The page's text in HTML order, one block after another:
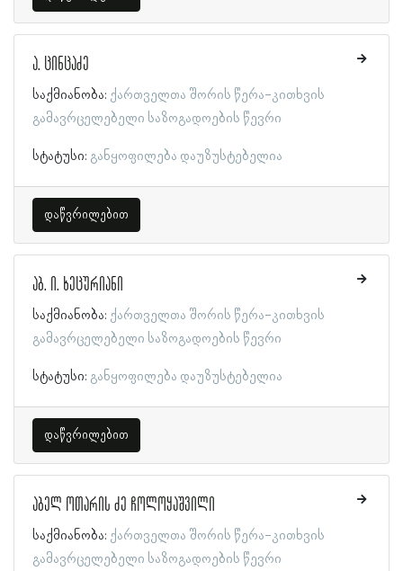
ა. ცინცაძე
საქმიანობა: ქართველთა შორის წერა-კითხვის
გამავრცელებელი საზოგადოების წევრი
სტატუსი: განყოფილება დაუზუსტებელია
დაწვრილებით
აბ. ი. ხეცურიანი
საქმიანობა: ქართველთა შორის წერა-კითხვის
გამავრცელებელი საზოგადოების წევრი
სტატუსი: განყოფილება დაუზუსტებელია
დაწვრილებით
აბელ ოთარის ძე ჩოლოყაშვილი
საქმიანობა: ქართველთა შორის წერა-კითხვის
გამავრცელებელი საზოგადოების წევრი